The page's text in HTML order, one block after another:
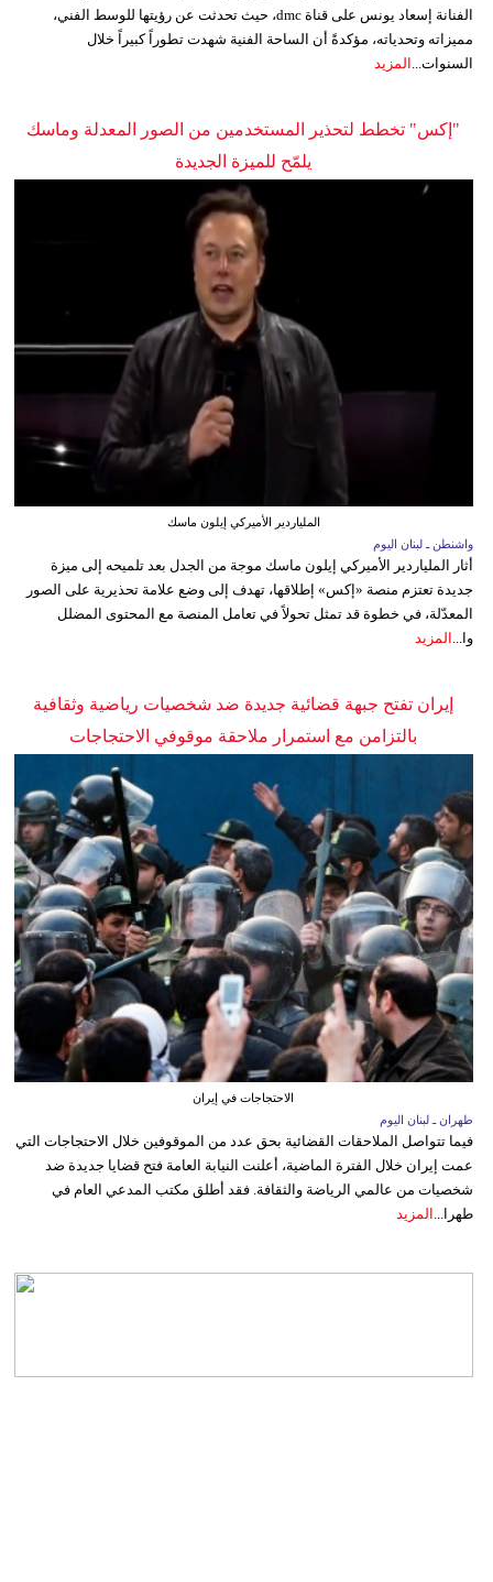
الفنانة إسعاد يونس على قناة dmc، حيث تحدثت عن رؤيتها للوسط الفني،
مميزاته وتحدياته، مؤكدةً أن الساحة الفنية شهدت تطوراً كبيراً خلال
السنوات... المزيد
"إكس" تخطط لتحذير المستخدمين من الصور المعدلة وماسك
يلمّح للميزة الجديدة
الملياردير الأميركي إيلون ماسك
واشنطن ـ لبنان اليوم
أثار الملياردير الأميركي إيلون ماسك موجة من الجدل بعد تلميحه إلى ميزة
جديدة تعتزم منصة «إكس» إطلاقها، تهدف إلى وضع علامة تحذيرية على الصور
المعدّلة، في خطوة قد تمثل تحولاً في تعامل المنصة مع المحتوى المضلل
وا... المزيد
إيران تفتح جبهة قضائية جديدة ضد شخصيات رياضية وثقافية
بالتزامن مع استمرار ملاحقة موقوفي الاحتجاجات
الاحتجاجات في إيران
طهران ـ لبنان اليوم
فيما تتواصل الملاحقات القضائية بحق عدد من الموقوفين خلال الاحتجاجات التي
عمت إيران خلال الفترة الماضية، أعلنت النيابة العامة فتح قضايا جديدة ضد
شخصيات من عالمي الرياضة والثقافة. فقد أطلق مكتب المدعي العام في
طهرا... المزيد